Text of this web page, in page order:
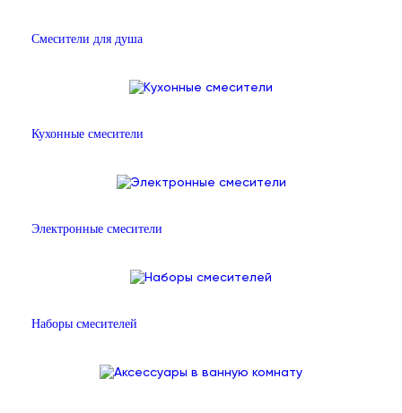
Смесители для душа
Кухонные смесители
Электронные смесители
Наборы смесителей